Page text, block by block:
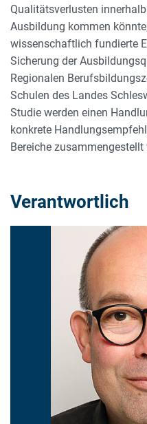
Qualitätsverlusten
Ausbildung kommen
wissenschaftlich fundierte
Sicherung der
Regionalen
Schulen des Landes
Studie werden einen
konkrete
Bereiche zusammengestellt
Verantwortlich